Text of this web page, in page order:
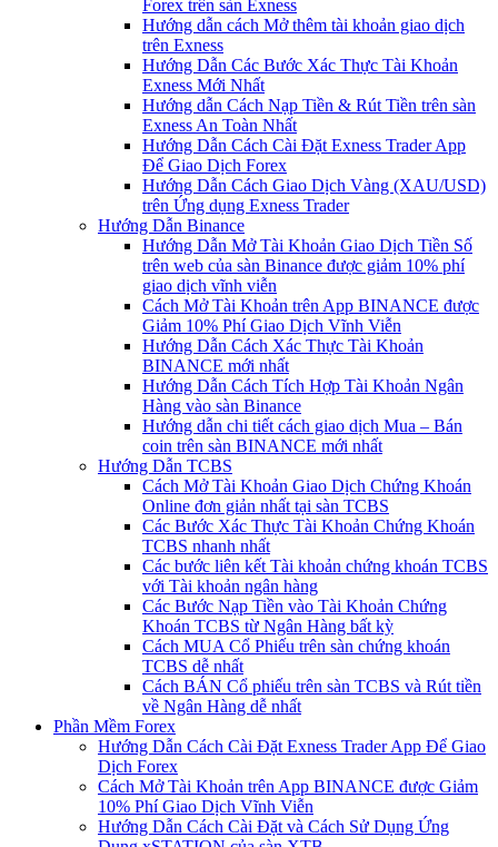
Forex trên sàn Exness
Hướng dẫn cách Mở thêm tài khoản giao dịch
trên Exness
Hướng Dẫn Các Bước Xác Thực Tài Khoản
Exness Mới Nhất
Hướng dẫn Cách Nạp Tiền & Rút Tiền trên sàn
Exness An Toàn Nhất
Hướng Dẫn Cách Cài Đặt Exness Trader App
Để Giao Dịch Forex
Hướng Dẫn Cách Giao Dịch Vàng (XAU/USD)
trên Ứng dụng Exness Trader
Hướng Dẫn Binance
Hướng Dẫn Mở Tài Khoản Giao Dịch Tiền Số
trên web của sàn Binance được giảm 10% phí
giao dịch vĩnh viễn
Cách Mở Tài Khoản trên App BINANCE được
Giảm 10% Phí Giao Dịch Vĩnh Viễn
Hướng Dẫn Cách Xác Thực Tài Khoản
BINANCE mới nhất
Hướng Dẫn Cách Tích Hợp Tài Khoản Ngân
Hàng vào sàn Binance
Hướng dẫn chi tiết cách giao dịch Mua – Bán
coin trên sàn BINANCE mới nhất
Hướng Dẫn TCBS
Cách Mở Tài Khoản Giao Dịch Chứng Khoán
Online đơn giản nhất tại sàn TCBS
Các Bước Xác Thực Tài Khoản Chứng Khoán
TCBS nhanh nhất
Các bước liên kết Tài khoản chứng khoán TCBS
với Tài khoản ngân hàng
Các Bước Nạp Tiền vào Tài Khoản Chứng
Khoán TCBS từ Ngân Hàng bất kỳ
Cách MUA Cổ Phiếu trên sàn chứng khoán
TCBS dễ nhất
Cách BÁN Cổ phiếu trên sàn TCBS và Rút tiền
về Ngân Hàng dễ nhất
Phần Mềm Forex
Hướng Dẫn Cách Cài Đặt Exness Trader App Để Giao
Dịch Forex
Cách Mở Tài Khoản trên App BINANCE được Giảm
10% Phí Giao Dịch Vĩnh Viễn
Hướng Dẫn Cách Cài Đặt và Cách Sử Dụng Ứng